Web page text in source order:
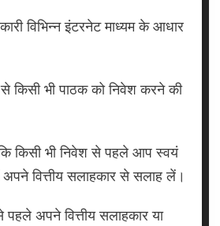
विभिन्न इंटरनेट माध्यम के आधार
किसी भी पाठक को निवेश करने की
किसी भी निवेश से पहले आप स्वयं
वित्तीय सलाहकार से सलाह लें।
अपने वित्तीय सलाहकार या